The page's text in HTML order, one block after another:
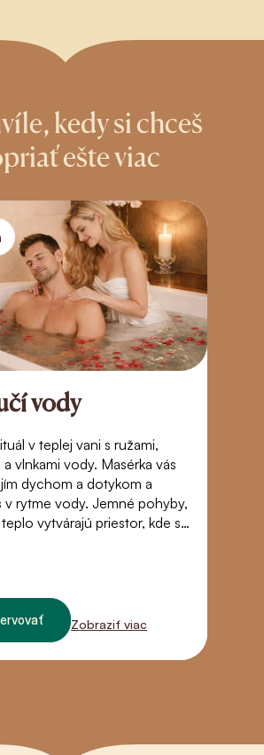
kedy si chceš
ešte viac
vody
v teplej vani s ružami,
vlnkami vody. Masérka vás
dychom a dotykom a
v rytme vody. Jemné pohyby,
vytvárajú priestor, kde sa
a tichého spojenia.
Zobraziť viac